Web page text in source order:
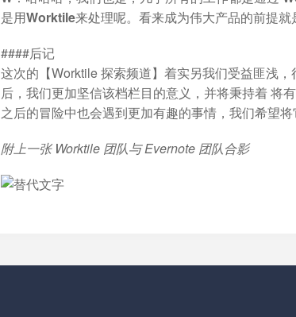
是用Worktile来处理呢。看来成为伟大产品的前提就
####后记
这次的【Worktile 探索频道】着实另我们受益匪浅
后，我们更加坚信该档栏目的意义，并将秉持着将
之后的冒险中也会遇到更加有趣的事情，我们希望
附上一张 Worktile 团队与 Evernote 团队合影